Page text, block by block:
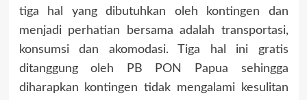
tiga hal yang dibutuhkan oleh kontingen dan
menjadi perhatian bersama adalah transportasi,
konsumsi dan akomodasi. Tiga hal ini gratis
ditanggung oleh PB PON Papua sehingga
diharapkan kontingen tidak mengalami kesulitan